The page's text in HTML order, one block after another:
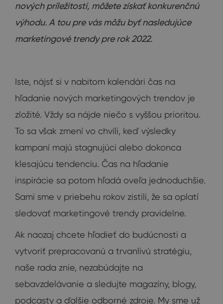
nových príležitostí, môžete získať konkurenčnú
výhodu. A tou pre vás môžu byť nasledujúce
marketingové trendy pre rok 2022.
Iste, nájsť si v nabitom kalendári čas na
hľadanie nových marketingových trendov je
zložité. Vždy sa nájde niečo s vyššou prioritou.
To sa však zmení vo chvíli, keď výsledky
kampaní majú stagnujúci alebo dokonca
klesajúcu tendenciu. Čas na hľadanie
inspirácie sa potom hľadá oveľa jednoduchšie.
Sami sme v priebehu rokov zistili, že sa oplatí
sledovať marketingové trendy pravidelne.
Ak naozaj chcete hľadieť do budúcnosti a
vytvoriť prepracovanú a trvanlivú stratégiu,
naše rada znie, nezabúdajte na
sebavzdelávanie a sledujte magazíny, blogy,
podcasty a ďalšie odborné zdroje. My sme už